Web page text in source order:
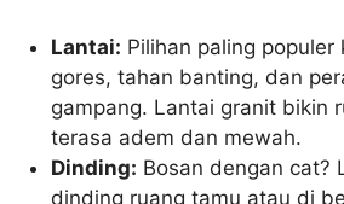
Lantai: Pilihan paling populer
gores, tahan banting, dan
gampang. Lantai granit bikin
terasa adem dan mewah.
Dinding: Bosan dengan cat?
dinding ruang tamu atau di